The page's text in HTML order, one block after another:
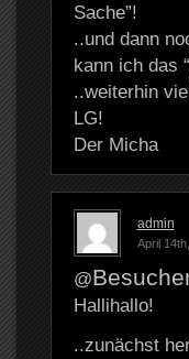
Sache”!
..und dann
kann ich das
..weiterhin
LG!
Der Micha
admin
April
@
Hallihallo!
..zunächst